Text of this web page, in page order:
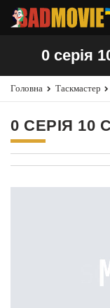
0 серія
Головна Таскмастер
0 СЕРІЯ 10